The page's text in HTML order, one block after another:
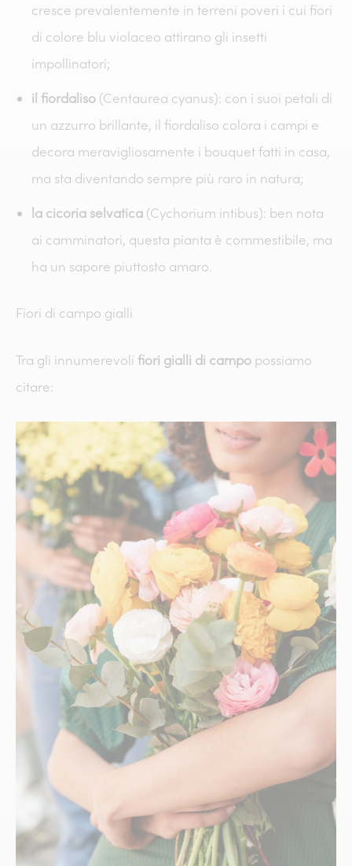
cresce prevalentemente in terreni poveri i cui fiori
di colore blu violaceo attirano gli insetti
impollinatori;
il fiordaliso (Centaurea cyanus): con i suoi petali di
un azzurro brillante, il fiordaliso colora i campi e
decora meravigliosamente i bouquet fatti in casa,
ma sta diventando sempre più raro in natura;
la cicoria selvatica (Cychorium intibus): ben nota
ai camminatori, questa pianta è commestibile, ma
ha un sapore piuttosto amaro.
Fiori di campo gialli
Tra gli innumerevoli fiori gialli di campo possiamo
citare: